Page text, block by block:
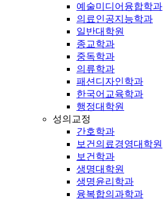
예술미디어융합학과
의료인공지능학과
일반대학원
종교학과
중독학과
의류학과
패션디자인학과
한국어교육학과
행정대학원
성의교정
간호학과
보건의료경영대학원
보건학과
생명대학원
생명윤리학과
융복합의과학과